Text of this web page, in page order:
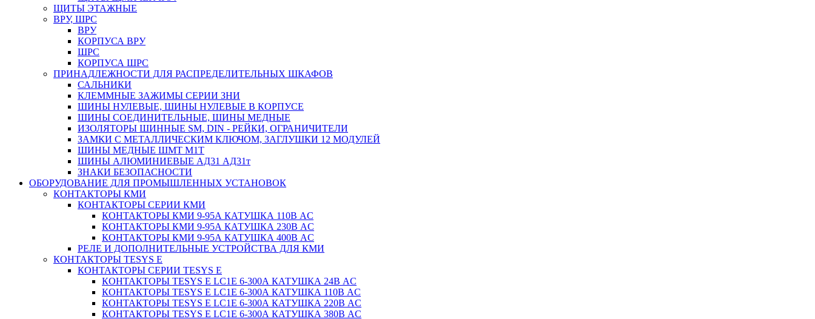
ЩИТЫ ЭТАЖНЫЕ
ВРУ, ШРС
ВРУ
КОРПУСА ВРУ
ШРС
КОРПУСА ШРС
ПРИНАДЛЕЖНОСТИ ДЛЯ РАСПРЕДЕЛИТЕЛЬНЫХ ШКАФОВ
САЛЬНИКИ
КЛЕММНЫЕ ЗАЖИМЫ СЕРИИ ЗНИ
ШИНЫ НУЛЕВЫЕ, ШИНЫ НУЛЕВЫЕ В КОРПУСЕ
ШИНЫ СОЕДИНИТЕЛЬНЫЕ, ШИНЫ МЕДНЫЕ
ИЗОЛЯТОРЫ ШИННЫЕ SM, DIN - РЕЙКИ, ОГРАНИЧИТЕЛИ
ЗАМКИ С МЕТАЛЛИЧЕСКИМ КЛЮЧОМ, ЗАГЛУШКИ 12 МОДУЛЕЙ
ШИНЫ МЕДНЫЕ ШМТ М1Т
ШИНЫ АЛЮМИНИЕВЫЕ АД31 АД31т
ЗНАКИ БЕЗОПАСНОСТИ
ОБОРУДОВАНИЕ ДЛЯ ПРОМЫШЛЕННЫХ УСТАНОВОК
КОНТАКТОРЫ КМИ
КОНТАКТОРЫ СЕРИИ КМИ
КОНТАКТОРЫ КМИ 9-95А КАТУШКА 110В AC
КОНТАКТОРЫ КМИ 9-95А КАТУШКА 230В AC
КОНТАКТОРЫ КМИ 9-95А КАТУШКА 400В AC
РЕЛЕ И ДОПОЛНИТЕЛЬНЫЕ УСТРОЙСТВА ДЛЯ КМИ
КОНТАКТОРЫ TESYS E
КОНТАКТОРЫ СЕРИИ TESYS E
КОНТАКТОРЫ TESYS E LC1E 6-300А КАТУШКА 24В AC
КОНТАКТОРЫ TESYS E LC1E 6-300А КАТУШКА 110В AC
КОНТАКТОРЫ TESYS E LC1E 6-300А КАТУШКА 220В AC
КОНТАКТОРЫ TESYS E LC1E 6-300А КАТУШКА 380В AC